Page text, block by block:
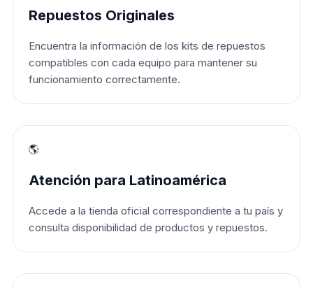
Repuestos Originales
Encuentra la información de los kits de repuestos
compatibles con cada equipo para mantener su
funcionamiento correctamente.
🌎
Atención para Latinoamérica
Accede a la tienda oficial correspondiente a tu país y
consulta disponibilidad de productos y repuestos.